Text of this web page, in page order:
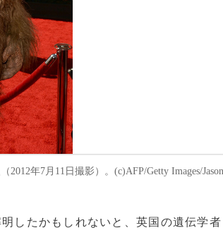
年7月11日撮影）。(c)AFP/Getty Images/Jason
したかもしれないと、英国の遺伝学者